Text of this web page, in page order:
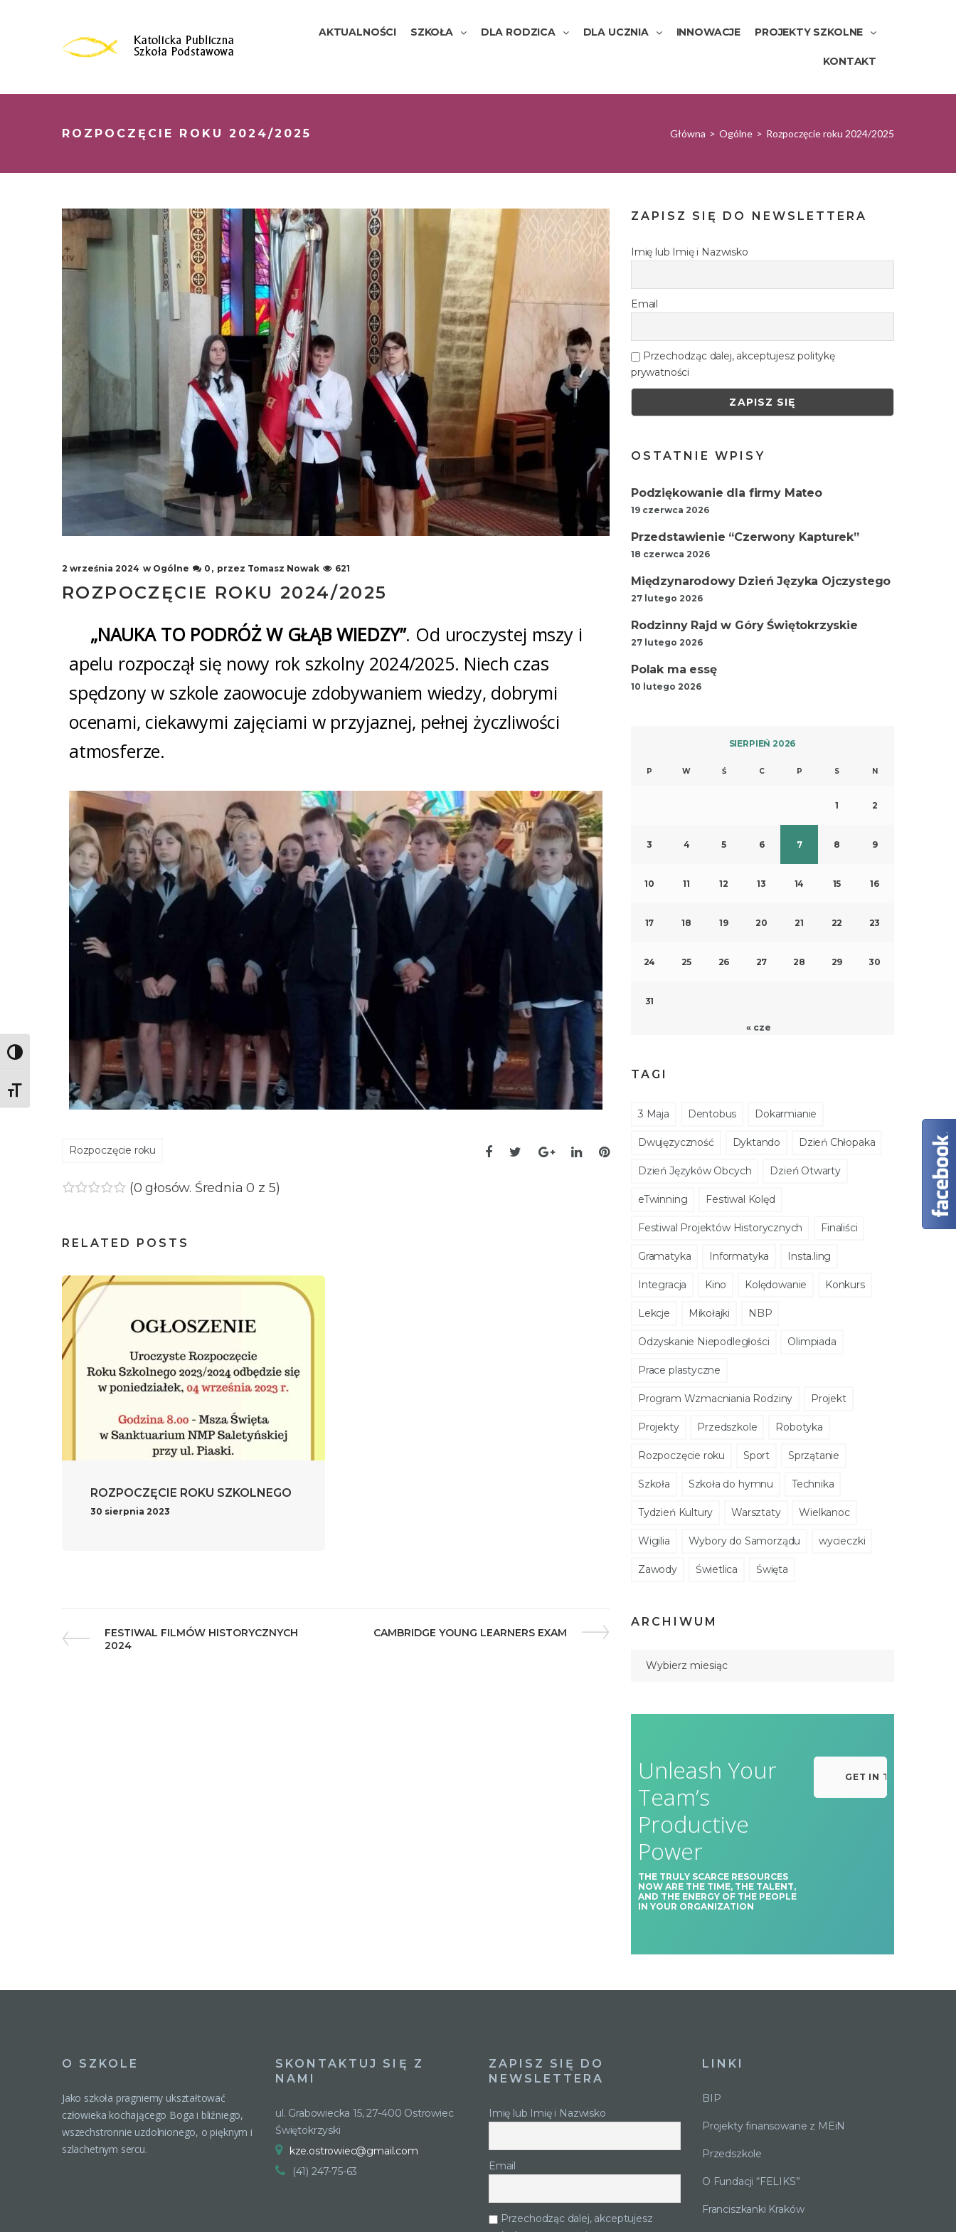
Toggle High Contrast
Toggle Font size
AKTUALNOŚCI SZKOŁA DLA RODZICA DLA UCZNIA INNOWACJE PROJEKTY SZKOLNE
KONTAKT
ROZPOCZĘCIE ROKU 2024/2025 Główna > Ogólne > Rozpoczęcie roku 2024/2025
2 września 2024 w Ogólne 0 przez Tomasz Nowak 621
ROZPOCZĘCIE ROKU 2024/2025
„NAUKA TO PODRÓŻ W GŁĄB WIEDZY”. Od uroczystej mszy i
apelu rozpoczął się nowy rok szkolny 2024/2025. Niech czas
spędzony w szkole zaowocuje zdobywaniem wiedzy, dobrymi
ocenami, ciekawymi zajęciami w przyjaznej, pełnej życzliwości
atmosferze.
Rozpoczęcie roku
(0 głosów. Średnia0 z 5)
RELATED POSTS
ROZPOCZĘCIE ROKU SZKOLNEGO
30 sierpnia 2023
FESTIWAL FILMÓW HISTORYCZNYCH
2024
CAMBRIDGE YOUNG LEARNERS EXAM
ZAPISZ SIĘ DO NEWSLETTERA
Imię lub Imię i Nazwisko
Email
Przechodząc dalej, akceptujesz politykę
prywatności
OSTATNIE WPISY
Podziękowanie dla firmy Mateo
19 czerwca 2026
Przedstawienie “Czerwony Kapturek”
18 czerwca 2026
Międzynarodowy Dzień Języka Ojczystego
27 lutego 2026
Rodzinny Rajd w Góry Świętokrzyskie
27 lutego 2026
Polak ma essę
10 lutego 2026
SIERPIEŃ 2026
P W Ś C P S N
1 2
3 4 5 6 7 8 9
10 11 12 13 14 15 16
17 18 19 20 21 22 23
24 25 26 27 28 29 30
31
« cze
TAGI
3 Maja Dentobus Dokarmianie
Dwujęzyczność Dyktando Dzień Chłopaka
Dzień Języków Obcych Dzień Otwarty
eTwinning Festiwal Kolęd
Festiwal Projektów Historycznych Finaliści
Gramatyka Informatyka Insta.ling
Integracja Kino Kolędowanie Konkurs
Lekcje Mikołajki NBP
Odzyskanie Niepodległości Olimpiada
Prace plastyczne
Program Wzmacniania Rodziny Projekt
Projekty Przedszkole Robotyka
Rozpoczęcie roku Sport Sprzątanie
Szkoła Szkoła do hymnu Technika
Tydzień Kultury Warsztaty Wielkanoc
Wigilia Wybory do Samorządu wycieczki
Zawody Świetlica Święta
ARCHIWUM
Unleash Your
Team’s
Productive
Power
THE TRULY SCARCE RESOURCES
NOW ARE THE TIME, THE TALENT,
AND THE ENERGY OF THE PEOPLE
IN YOUR ORGANIZATION
GET IN TOUCH
O SZKOLE
Jako szkoła pragniemy ukształtować
człowieka kochającego Boga i bliźniego,
wszechstronnie uzdolnionego, o pięknym i
szlachetnym sercu.
SKONTAKTUJ SIĘ Z
NAMI
ul. Grabowiecka 15, 27-400 Ostrowiec
Świętokrzyski
kze.ostrowiec@gmail.com
(41) 247-75-63
ZAPISZ SIĘ DO
NEWSLETTERA
Imię lub Imię i Nazwisko
Email
Przechodząc dalej, akceptujesz
LINKI
BIP
Projekty finansowane z MEiN
Przedszkole
O Fundacji “FELIKS”
Franciszkanki Kraków